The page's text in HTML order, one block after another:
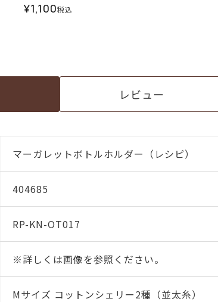
¥1,100税込
レビュー
マーガレットボトルホルダー（レシピ）
404685
RP-KN-OT017
※詳しくは画像を参照ください。
Mサイズ コットンシェリー2種（並太糸）